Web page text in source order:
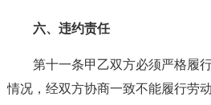
六、违约责任
第十一条甲乙双方必须严格履
情况，经双方协商一致不能履行劳